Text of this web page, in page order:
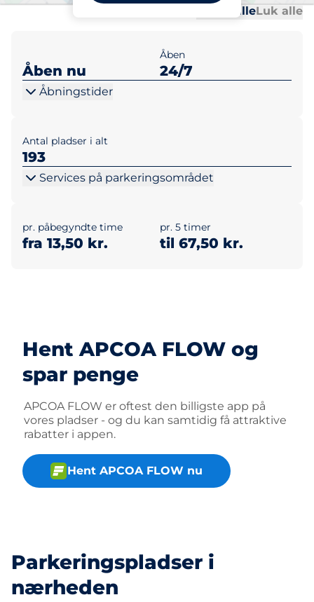
Udvid alleLuk alle
Åben nu
Åben
24/7
Åbningstider
Antal pladser i alt
193
Services på parkeringsområdet
pr. påbegyndte time
fra 13,50 kr.
pr. 5 timer
til 67,50 kr.
Hent APCOA FLOW og
spar penge
APCOA FLOW er oftest den billigste app på
vores pladser - og du kan samtidig få attraktive
rabatter i appen.
Hent APCOA FLOW nu
Parkeringspladser i
nærheden